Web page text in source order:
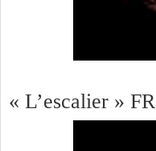
« L’escalier »